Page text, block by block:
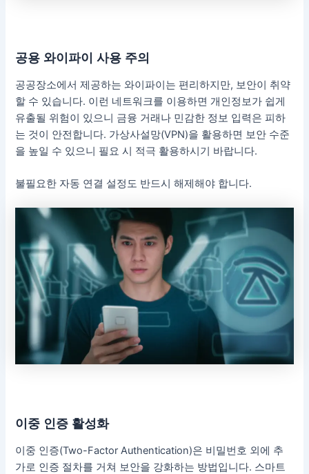
공용 와이파이 사용 주의
공공장소에서 제공하는 와이파이는 편리하지만, 보안이 취약
할 수 있습니다. 이런 네트워크를 이용하면 개인정보가 쉽게
유출될 위험이 있으니 금융 거래나 민감한 정보 입력은 피하
는 것이 안전합니다. 가상사설망(VPN)을 활용하면 보안 수준
을 높일 수 있으니 필요 시 적극 활용하시기 바랍니다.
불필요한 자동 연결 설정도 반드시 해제해야 합니다.
이중 인증 활성화
이중 인증(Two-Factor Authentication)은 비밀번호 외에 추
가로 인증 절차를 거쳐 보안을 강화하는 방법입니다. 스마트